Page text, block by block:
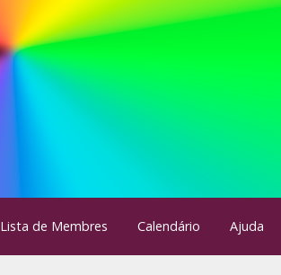
Lista de Membres Calendário Ajuda